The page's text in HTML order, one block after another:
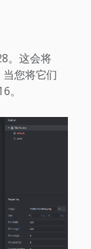
。这会将
您将它们
。